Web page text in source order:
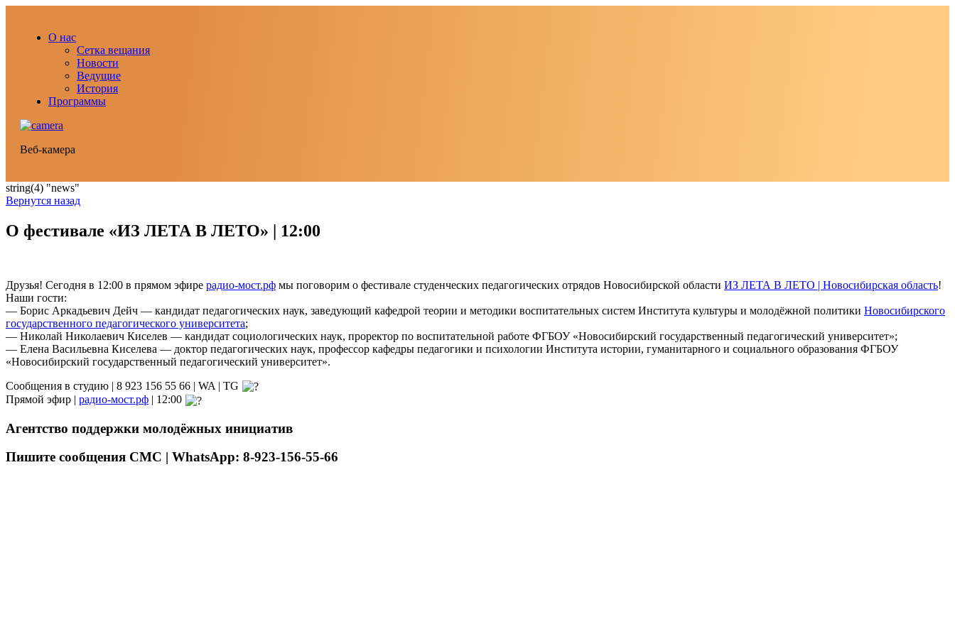
О нас
Сетка вещания
Новости
Ведущие
История
Программы
Веб-камера
string(4) "news"
Вернутся назад
О фестивале «ИЗ ЛЕТА В ЛЕТО» | 12:00
Друзья! Сегодня в 12:00 в прямом эфире радио-мост.рф мы поговорим о фестивале студенческих педагогических отрядов Новосибирской области ИЗ ЛЕТА В ЛЕТО | Новосибирская область!
Наши гости:
— Борис Аркадьевич Дейч — кандидат педагогических наук, заведующий кафедрой теории и методики воспитательных систем Института культуры и молодёжной политики Новосибирского
государственного педагогического университета;
— Николай Николаевич Киселев — кандидат социологических наук, проректор по воспитательной работе ФГБОУ «Новосибирский государственный педагогический университет»;
— Елена Васильевна Киселева — доктор педагогических наук, профессор кафедры педагогики и психологии Института истории, гуманитарного и социального образования ФГБОУ
«Новосибирский государственный педагогический университет».
Сообщения в студию | 8 923 156 55 66 | WA | TG
Прямой эфир | радио-мост.рф | 12:00
Агентство поддержки молодёжных инициатив
Пишите сообщения СМС | WhatsApp: 8-923-156-55-66